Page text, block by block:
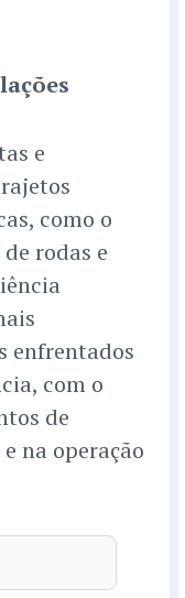
e
como o
rodas e
enfrentados
com o
de
na operação